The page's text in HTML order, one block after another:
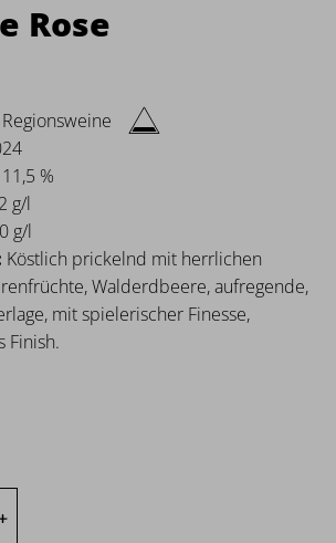
Rose
Regionsweine
11,5 %
g/l
g/l
Köstlich prickelnd mit herrlichen
Walderdbeere, aufregende,
mit spielerischer Finesse,
Finish.